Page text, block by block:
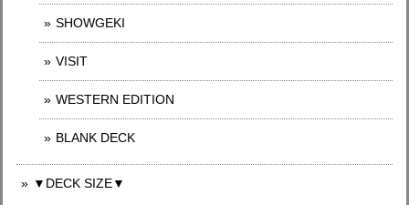
SHOWGEKI
VISIT
WESTERN EDITION
BLANK DECK
▼DECK SIZE▼